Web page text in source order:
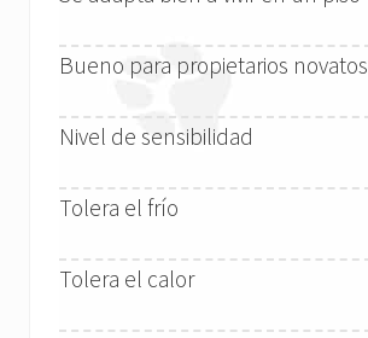
Bueno para propietarios novatos
Nivel de sensibilidad
Tolera el frío
Tolera el calor